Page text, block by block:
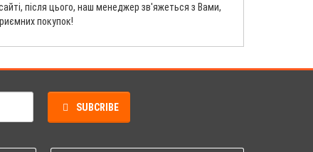
після цього, наш менеджер зв'яжеться з Вами,
покупок!
SUBCRIBE